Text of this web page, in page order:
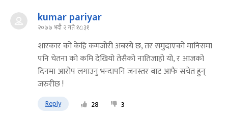
kumar pariyar
२०७७ भदौ २ गते १८:३१
शारकार को केहि कमजोरी अबस्ये छ, तर समुदाएको मानिसमा
पनि चेतना को कमि देखियो तेसैको नातिजाहो यो, र आजको
दिनमा आरोप लगाउनु भन्दापनि जनस्तर बाट आफै सचेत हुन्
जरुरीछ !
Reply 28 3